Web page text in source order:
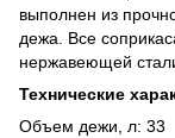
выполнен из
дежа. Все
нержавеющей
Технические
Объем